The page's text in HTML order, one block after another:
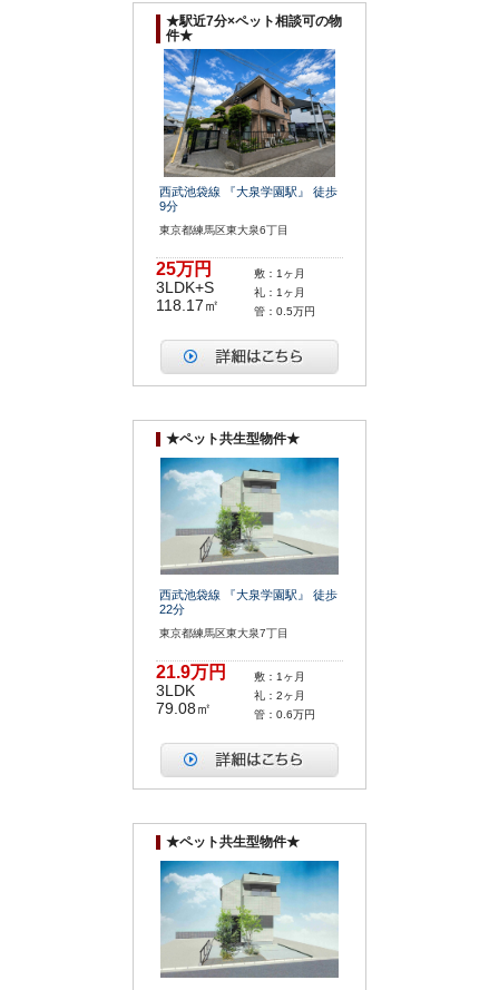
★駅近7分×ペット相談可の物
件★
西武池袋線 『大泉学園駅』 徒歩
9分
東京都練馬区東大泉6丁目
25万円
3LDK+S
118.17㎡
敷：1ヶ月
礼：1ヶ月
管：0.5万円
★ペット共生型物件★
西武池袋線 『大泉学園駅』 徒歩
22分
東京都練馬区東大泉7丁目
21.9万円
3LDK
79.08㎡
敷：1ヶ月
礼：2ヶ月
管：0.6万円
★ペット共生型物件★